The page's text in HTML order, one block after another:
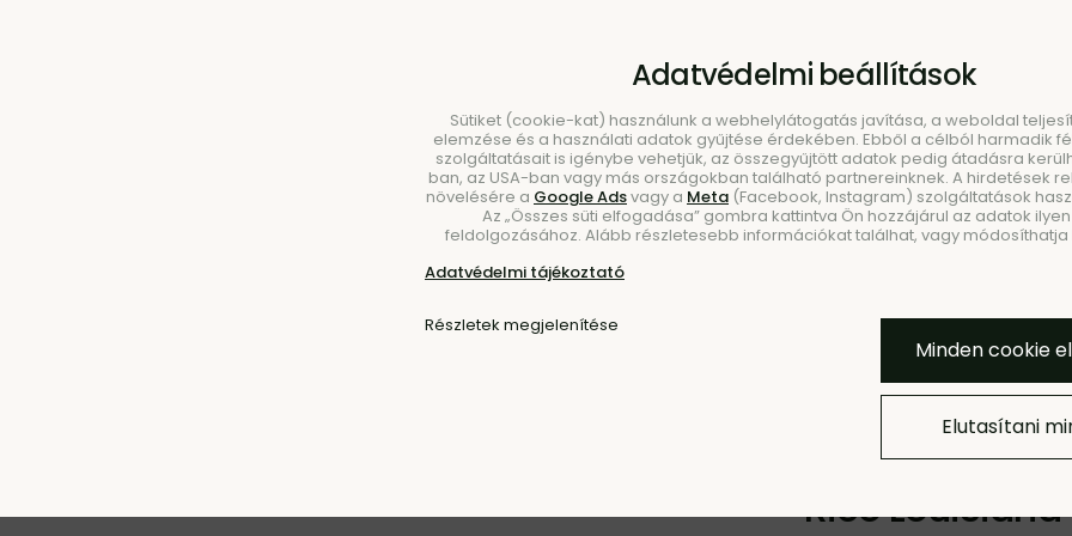
ÉTKEZÉS
Rico
Adatvédelmi beállítások
Sütiket (cookie-kat) használunk a webhelylátogatás javítása, a weboldal
elemzése és a használati adatok gyűjtése érdekében. Ebből a célból harmadik
szolgáltatásait is igénybe vehetjük, az összegyűjtött adatok pedig átadásra
ban, az USA-ban vagy más országokban található partnereinknek. A hirdetések
növelésére a Google Adsvagy a Meta (Facebook, Instagram) szolgáltatások
Az „Összes süti elfogadása” gombra kattintva Ön hozzájárul az adatok
feldolgozásához. Alább részletesebb információkat találhat, vagy
Adatvédelmi tájékoztató
Részletek megjelenítése
Minden cookie
Elutasítani